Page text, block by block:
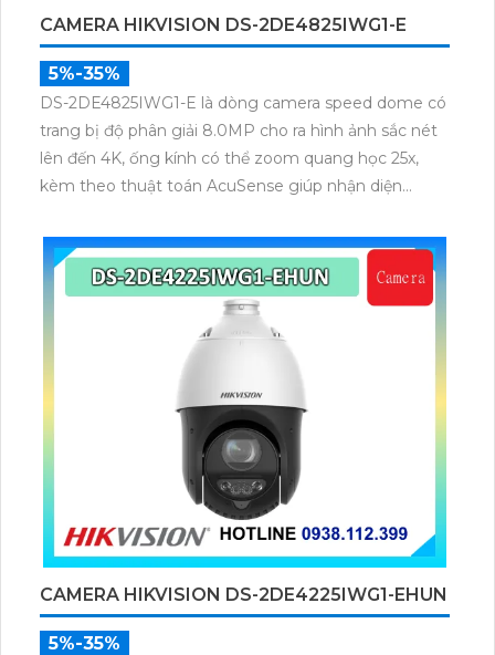
CAMERA HIKVISION DS-2DE4825IWG1-E
5%-35%
DS-2DE4825IWG1-E là dòng camera speed dome có
trang bị độ phân giải 8.0MP cho ra hình ảnh sắc nét
lên đến 4K, ống kính có thể zoom quang học 25x,
kèm theo thuật toán AcuSense giúp nhận diện
ngoại tầm xa lên đến 100m.
CAMERA HIKVISION DS-2DE4225IWG1-EHUN
5%-35%